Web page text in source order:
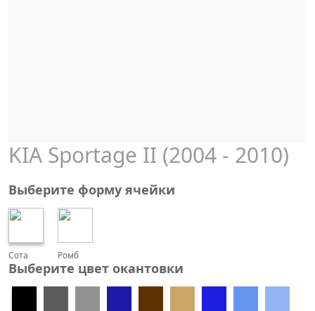
KIA Sportage II (2004 - 2010)
Выберите форму ячейки
Сота Ромб
Выберите цвет окантовки